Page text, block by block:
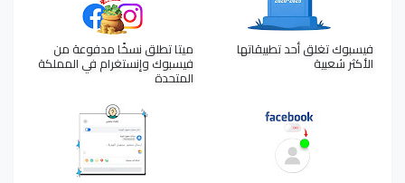
فيسبوك تغلق أحد تطبيقاتها
الأكثر شعبية
ميتا تطلق نسخًا مدفوعة من
فيسبوك وإنستغرام في المملكة
المتحدة